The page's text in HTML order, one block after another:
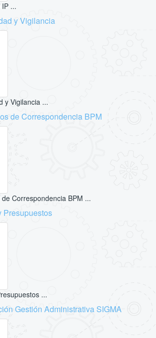
...
y Vigilancia
y Vigilancia ...
de Correspondencia BPM
Correspondencia BPM ...
Presupuestos
...
Gestión Administrativa SIGMA